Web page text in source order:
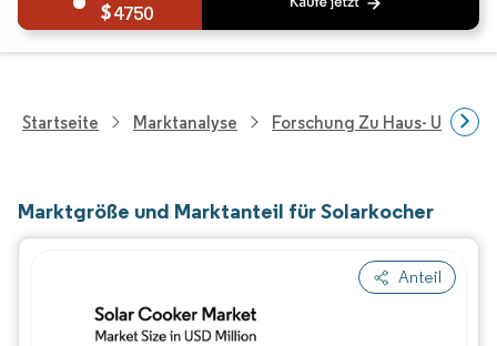
4750
Startseite Marktanalyse Forschung Zu Haus- Und
Marktgröße und Marktanteil für Solarkocher
Anteil